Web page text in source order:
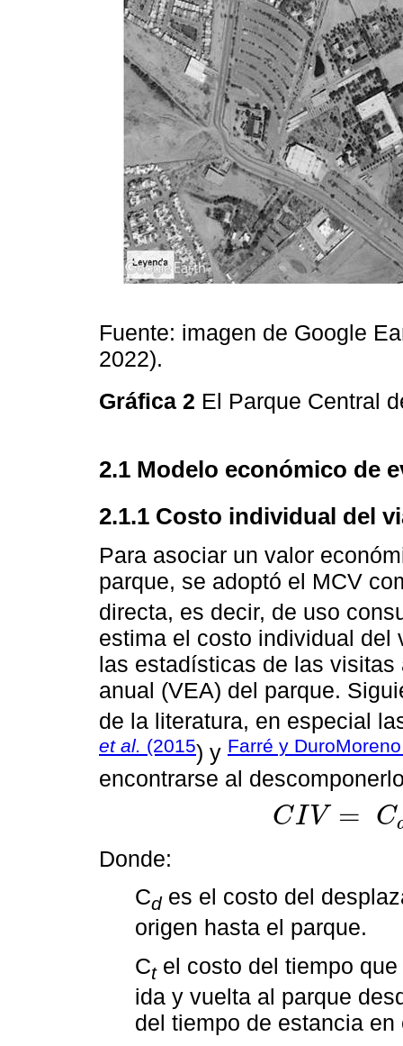
Fuente: imagen de Google
2022).
Gráfica 2 El Parque Central
2.1 Modelo económico de
2.1.1 Costo individual del
Para asociar un valor
parque, se adoptó el MCV
directa, es decir, de uso
estima el costo individual del
las estadísticas de las
anual (VEA) del parque.
de la literatura, en especial
et al. (2015) y Farré y
encontrarse al
CI V = C
CIV = C d+ Ct+ C
Donde:
Cdes el costo del
origen hasta el parque.
Ctel costo del tiempo
ida y vuelta al parque
del tiempo de estancia en